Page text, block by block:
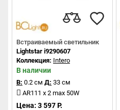
Встраиваемый светильник
Lightstar i9290607
Коллекция: Intero
В наличии
В: 0.2 см Д: 33 см
AR111 x 2 max 50W
Цена: 3 597 Р.